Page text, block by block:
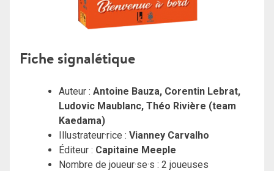
Fiche signalétique
Auteur : Antoine Bauza, Corentin Lebrat,
Ludovic Maublanc, Théo Rivière (team
Kaedama)
Illustrateur·rice : Vianney Carvalho
Éditeur : Capitaine Meeple
Nombre de joueur·se·s : 2 joueuses